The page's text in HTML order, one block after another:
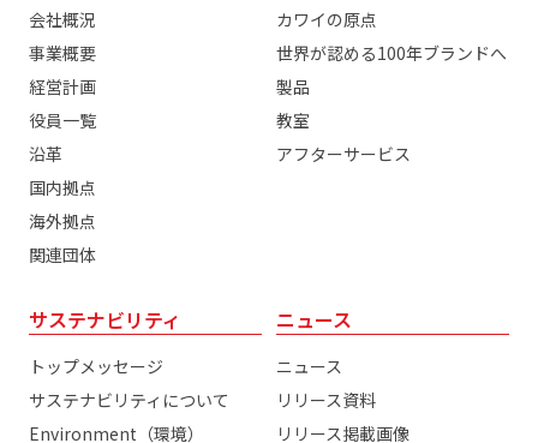
会社概況
事業概要
経営計画
役員一覧
沿革
国内拠点
海外拠点
関連団体
カワイの原点
世界が認める100年ブランドへ
製品
教室
アフターサービス
サステナビリティ
トップメッセージ
サステナビリティについて
Environment（環境）
ニュース
ニュース
リリース資料
リリース掲載画像